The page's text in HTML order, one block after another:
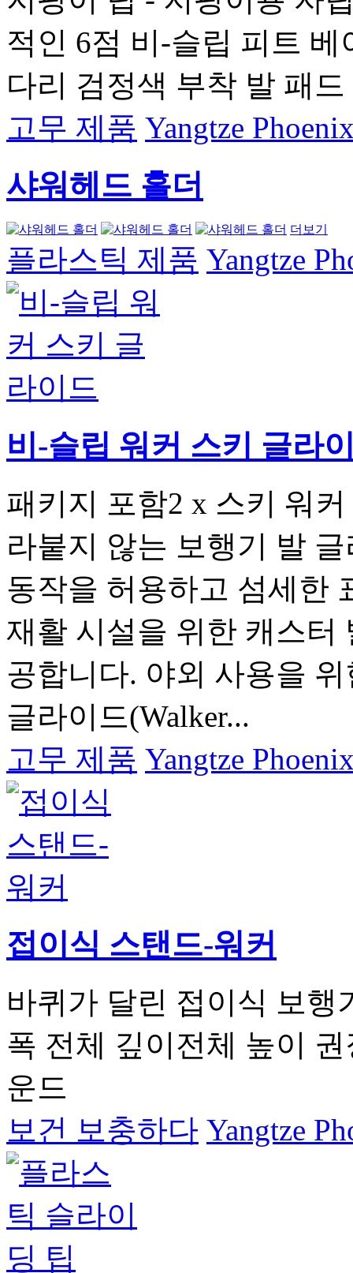
적인 6점 비-슬립 피트
다리 검정색 부착 발 패드
고무 제품 Yangtze
샤워헤드 홀더
더보기
플라스틱 제품 Yangtze
비-슬립 워커 스키 글라
패키지 포함2 x 스키 워
라붙지 않는 보행기 발
동작을 허용하고 섬세한
재활 시설을 위한 캐스터
공합니다. 야외 사용을
글라이드(Walker...
고무 제품 Yangtze
접이식 스탠드-워커
바퀴가 달린 접이식 보
폭 전체 깊이전체 높이
운드
보건 보충하다 Yangtze